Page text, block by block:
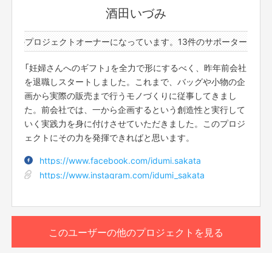
●株式会社サプリメント工坊 代表 小紫 祐美子
自身の妊娠中、吐きづわり、嘔吐反応が強く、病院で処方された大きくて匂
Supplement Factoryを立ち上げました。 できる限りサプリの粒を小さく、
匂いも気にならない程度に抑え、つわりがひどい妊娠中の方、昼夜関係なく
す。 このクラファンを支援してくださるみなさまの毎日が、健康で笑顔
いっぱいでありますよう、心を込めてサプリをお届けします。
◎Supplement Factoryhttps://t.co/dnVbw0WRga?amp=1
●Chika（ちか）
Chika＠マヤ暦使い 神戸を拠点に人間関係、恋愛、子育て、ビジネスのア
ドバイスをしています。 何をすればいいか具体的にお伝えするので納得で
活かせる場所や仕事で輝きますように。 自分自身や周囲の人の人間性をよ
り深く理解することで、上手なコミュニケーションや距離の取り方に気づ
き、明日からの未来がもっと楽しく生きやすくなりますように。 マヤ暦を
HPhttp://mayareki.jpn.com
●ママサロン HINATA
個育てママプランナー 赤松 奏
酒田いづみ
プロジェクトオーナーになっています。13件のサポーターと1件の
「妊婦さんへのギフト」を全力で形にするべく、昨年前会社
を退職しスタートしました。これまで、バッグや小物の企
画から実際の販売まで行うモノづくりに従事してきまし
た。前会社では、一から企画するという創造性と実行して
いく実践力を身に付けさせていただきました。このプロジ
ェクトにその力を発揮できればと思います。
https://www.facebook.com/idumi.sakata
https://www.instagram.com/idumi_sakata
現まで。出会いや悩み、つまづき、喜び、などをつづった
（嵐のような日々！）日記を包み隠さず公開します!!!!
また、今回の挑戦終了後もプラットフォームができるまで
活動の進捗をFacebookの非公開グループに投稿していき
ます。
SIAWASENO KOUNOTORI GIFTを応援していただける
方、一緒に苦しみ、喜び、を共有してくれませんか？
初めての挑戦で、西野さんからの教えや、聞いたり、調べ
ながら少しづつ前に進んだ状況なども記しています。
たくさん助けていただいた、西野亮廣エンタメ研究所のサ
ロンメンバーさんとの実際のやり取りも見れちゃいま
す!!salon.jp/nishino
また、今回のクラウドファンディングに挑戦して自分なり
にわかった、抑えておかなければいけないポイントなども
共有させていただきます。
これからクラウドファンディングに挑戦する方のお役に立
このリターンを購入する
このユーザーの他のプロジェクトを見る